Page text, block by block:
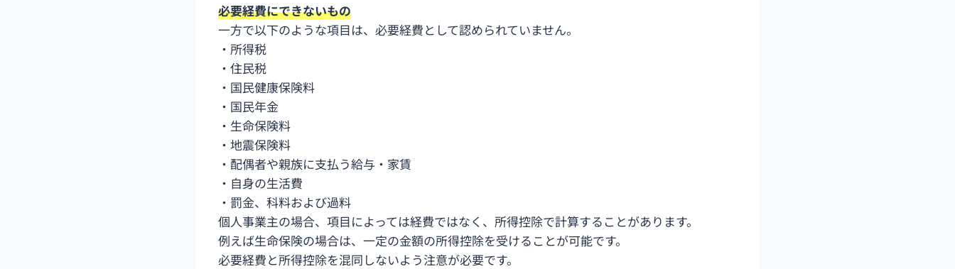
必要経費にできないもの
一方で以下のような項目は、必要経費として認められていません。
・所得税
・住民税
・国民健康保険料
・国民年金
・生命保険料
・地震保険料
・配偶者や親族に支払う給与・家賃
・自身の生活費
・罰金、科料および過料
個人事業主の場合、項目によっては経費ではなく、所得控除で計算することがあります。
例えば生命保険の場合は、一定の金額の所得控除を受けることが可能です。
必要経費と所得控除を混同しないよう注意が必要です。